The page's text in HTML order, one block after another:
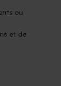
ou
et de